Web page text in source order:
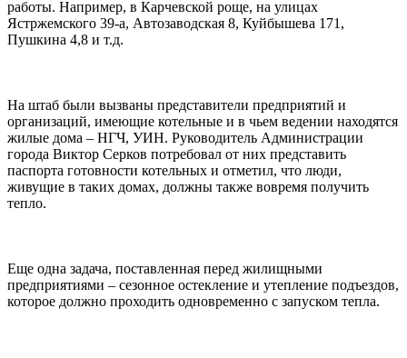
работы. Например, в Карчевской роще, на улицах
Ястржемского 39-а, Автозаводская 8, Куйбышева 171,
Пушкина 4,8 и т.д.
На штаб были вызваны представители предприятий и
организаций, имеющие котельные и в чьем ведении находятся
жилые дома – НГЧ, УИН. Руководитель Администрации
города Виктор Серков потребовал от них представить
паспорта готовности котельных и отметил, что люди,
живущие в таких домах, должны также вовремя получить
тепло.
Еще одна задача, поставленная перед жилищными
предприятиями – сезонное остекление и утепление подъездов,
которое должно проходить одновременно с запуском тепла.